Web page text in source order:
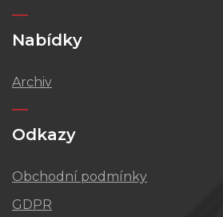
Nabídky
Archiv
Odkazy
Obchodní podmínky
GDPR